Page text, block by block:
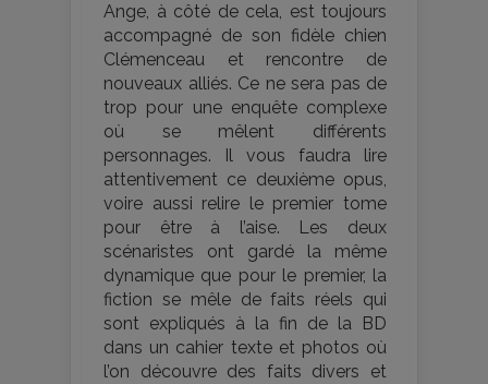
Ange, à côté de cela, est toujours
accompagné de son fidèle chien
Clémenceau et rencontre de
nouveaux alliés. Ce ne sera pas de
trop pour une enquête complexe
où se mêlent différents
personnages. Il vous faudra lire
attentivement ce deuxième opus,
voire aussi relire le premier tome
pour être à l’aise. Les deux
scénaristes ont gardé la même
dynamique que pour le premier, la
fiction se mêle de faits réels qui
sont expliqués à la fin de la BD
dans un cahier texte et photos où
l’on découvre des faits divers et